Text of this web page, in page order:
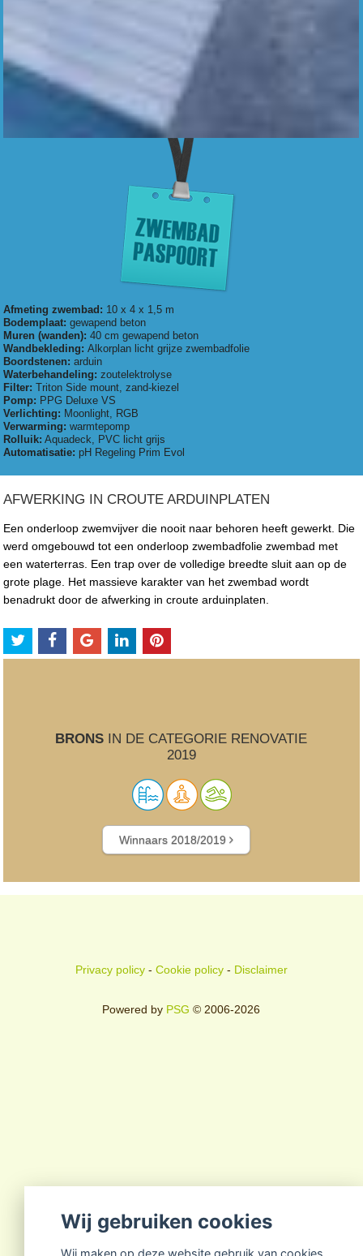
Afmeting zwembad: 10 x 4 x 1,5 m
Bodemplaat:gewapend beton
Muren (wanden):40 cm gewapend beton
Wandbekleding:Alkorplan licht grijze zwembadfolie
Boordstenen:arduin
Waterbehandeling: zoutelektrolyse
Filter:Triton Side mount, zand-kiezel
Pomp: PPG Deluxe VS
Verlichting: Moonlight, RGB
Verwarming: warmtepomp
Rolluik: Aquadeck, PVC licht grijs
Automatisatie: pH Regeling Prim Evol
AFWERKING IN CROUTE ARDUINPLATEN
Een onderloop zwemvijver die nooit naar behoren heeft gewerkt. Die
werd omgebouwd tot een onderloop zwembadfolie zwembad met
een waterterras. Een trap over de volledige breedte sluit aan op de
grote plage. Het massieve karakter van het zwembad wordt
benadrukt door de afwerking in croute arduinplaten.
BRONS IN DE CATEGORIE RENOVATIE
2019
Winnaars 2018/2019
Privacy policy- Cookie policy- Disclaimer
Powered by PSG © 2006-2026
Wij gebruiken cookies
Wij maken op deze website gebruik van cookies.